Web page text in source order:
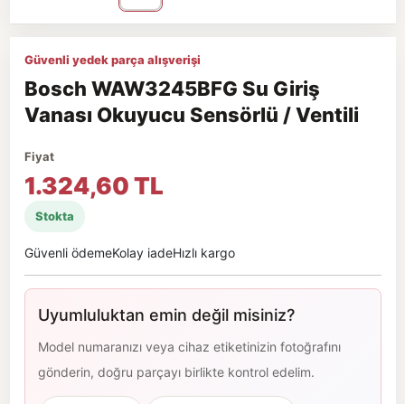
Güvenli yedek parça alışverişi
Bosch WAW3245BFG Su Giriş
Vanası Okuyucu Sensörlü / Ventili
Fiyat
1.324,60 TL
Stokta
Güvenli ödemeKolay iadeHızlı kargo
Uyumluluktan emin değil misiniz?
Model numaranızı veya cihaz etiketinizin fotoğrafını
gönderin, doğru parçayı birlikte kontrol edelim.